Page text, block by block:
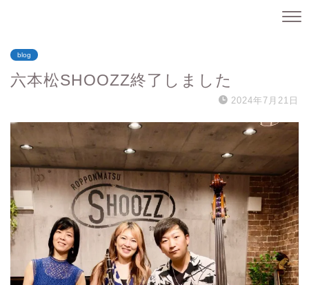
blog
六本松SHOOZZ終了しました
2024年7月21日